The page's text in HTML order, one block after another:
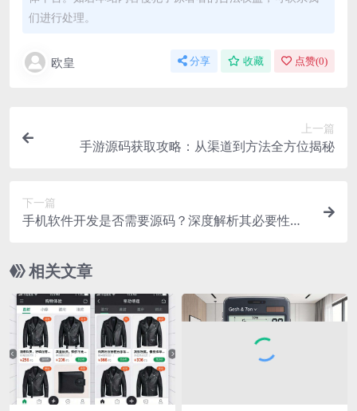
们进行处理。
欧皇 分享 收藏 点赞(0)
上一篇
手游源码获取攻略：从渠道到方法全方位揭秘
下一篇
手机软件开发是否需要源码？深度解析其必要性与
相关文章